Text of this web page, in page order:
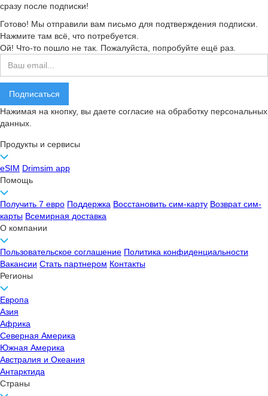
сразу после подписки!
Готово! Мы отправили вам письмо для подтверждения подписки.
Нажмите там всё, что потребуется.
Ой! Что-то пошло не так. Пожалуйста, попробуйте ещё раз.
Нажимая на кнопку, вы даете согласие на обработку персональных
данных.
Продукты и сервисы
eSIM Drimsim app
Помощь
Получить 7 евро Поддержка Восстановить сим-карту Возврат сим-
карты Всемирная доставка
О компании
Пользовательское соглашение Политика конфиденциальности
Вакансии Стать партнером Контакты
Регионы
Европа
Азия
Африка
Северная Америка
Южная Америка
Австралия и Океания
Антарктида
Страны